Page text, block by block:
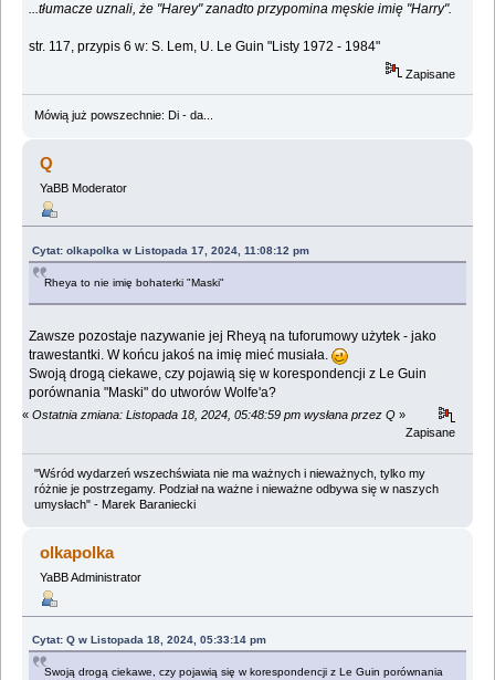
...tłumacze uznali, że "Harey" zanadto przypomina męskie imię "Harry".
str. 117, przypis 6 w: S. Lem, U. Le Guin "Listy 1972 - 1984"
Zapisane
Mówią już powszechnie: Di - da...
Q
YaBB Moderator
Cytat: olkapolka w Listopada 17, 2024, 11:08:12 pm
Rheya to nie imię bohaterki "Maski"
Zawsze pozostaje nazywanie jej Rheyą na tuforumowy użytek - jako
trawestantki. W końcu jakoś na imię mieć musiała.
Swoją drogą ciekawe, czy pojawią się w korespondencji z Le Guin
porównania "Maski" do utworów Wolfe'a?
« Ostatnia zmiana: Listopada 18, 2024, 05:48:59 pm wysłana przez Q »
Zapisane
"Wśród wydarzeń wszechświata nie ma ważnych i nieważnych, tylko my
różnie je postrzegamy. Podział na ważne i nieważne odbywa się w naszych
umysłach" - Marek Baraniecki
olkapolka
YaBB Administrator
Cytat: Q w Listopada 18, 2024, 05:33:14 pm
Swoją drogą ciekawe, czy pojawią się w korespondencji z Le Guin porównania